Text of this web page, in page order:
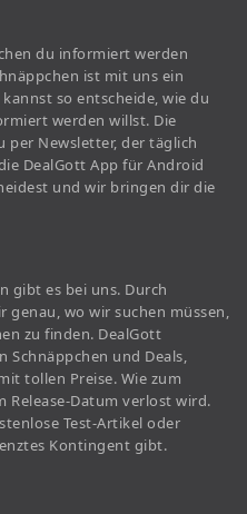
du informiert werden
ist mit uns ein
so entscheide, wie du
werden willst. Die
per Newsletter, der täglich
DealGott App für Android
und wir bringen dir die
gibt es bei uns. Durch
genau, wo wir suchen müssen,
zu finden. DealGott
und Deals,
tollen Preise. Wie zum
Release-Datum verlost wird.
Test-Artikel oder
Kontingent gibt.